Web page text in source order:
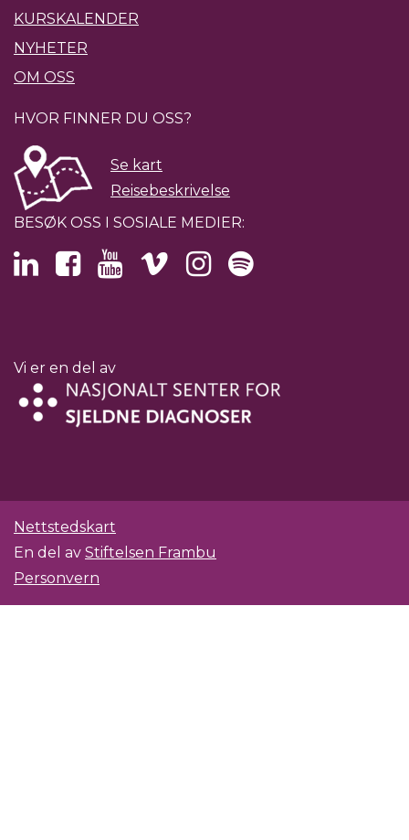
KURSKALENDER
NYHETER
OM OSS
HVOR FINNER DU OSS?
Se kart
Reisebeskrivelse
BESØK OSS I SOSIALE MEDIER:
Vi er en del av
Nettstedskart
En del av Stiftelsen Frambu
Personvern